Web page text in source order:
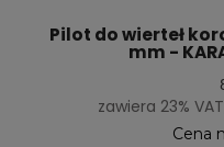
Pilot do wierteł
mm -
zawiera 23%
Cena